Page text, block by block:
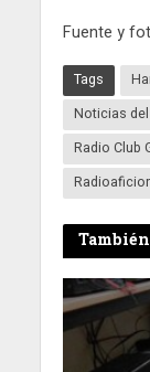
Fuente y
Tags
Noticias
Radio Club